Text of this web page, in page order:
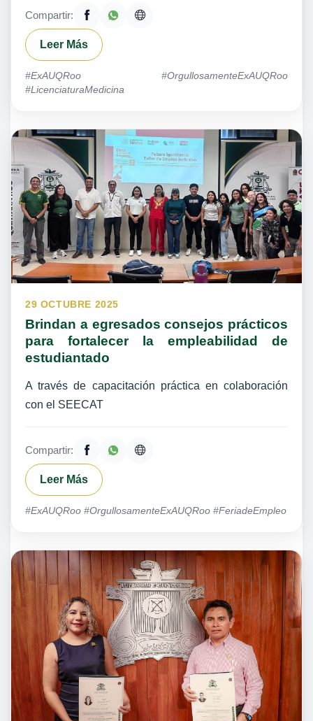
Compartir:
Leer Más
#ExAUQRoo #OrgullosamenteExAUQRoo
#LicenciaturaMedicina
29 OCTUBRE 2025
Brindan a egresados consejos prácticos
para fortalecer la empleabilidad de
estudiantado
A través de capacitación práctica en colaboración
con el SEECAT
Compartir:
Leer Más
#ExAUQRoo #OrgullosamenteExAUQRoo #FeriadeEmpleo